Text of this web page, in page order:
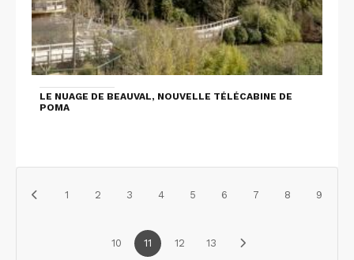
LE NUAGE DE BEAUVAL, NOUVELLE TÉLÉCABINE DE
POMA
1 2 3 4 5 6 7 8 9
10 11 12 13